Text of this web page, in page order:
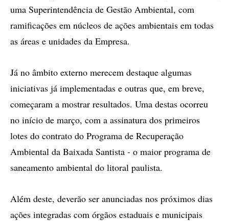
uma Superintendência de Gestão Ambiental, com
ramificações em núcleos de ações ambientais em todas
as áreas e unidades da Empresa.
Já no âmbito externo merecem destaque algumas
iniciativas já implementadas e outras que, em breve,
começaram a mostrar resultados. Uma destas ocorreu
no início de março, com a assinatura dos primeiros
lotes do contrato do Programa de Recuperação
Ambiental da Baixada Santista - o maior programa de
saneamento ambiental do litoral paulista.
Além deste, deverão ser anunciadas nos próximos dias
ações integradas com órgãos estaduais e municipais